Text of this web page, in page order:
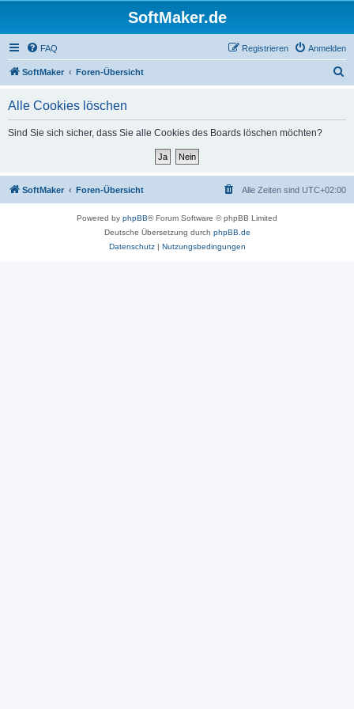
SoftMaker.de
FAQ Anmelden
Registrieren
SoftMaker Foren-Übersicht
Alle Cookies löschen
Sind Sie sich sicher, dass Sie alle Cookies des Boards löschen möchten?
SoftMaker Foren-Übersicht Alle Zeiten sind UTC+02:00
Powered by phpBB® Forum Software © phpBB Limited
Deutsche Übersetzung durch phpBB.de
Datenschutz| Nutzungsbedingungen